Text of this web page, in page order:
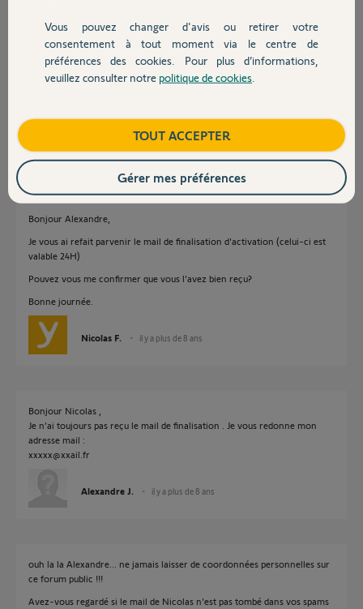
Devis avec un pro
Contact
il y a plus de 8 ans
Bonjour Alexandre,
Je vous ai refait parvenir le mail de finalisation d'activation (celui-ci est
valable 24H)
Pouvez vous me confirmer que vous l'avez bien reçu?
Bonne journée.
Nicolas F. il y a plus de 8 ans
Bonjour Nicolas ,
Je n’ai toujours pas reçu le mail de finalisation . Je vous redonne mon
adresse mail :
xxxxx@xxail.fr
Alexandre J. il y a plus de 8 ans
ouh la la Alexandre... ne jamais laisser de coordonnées personnelles sur
ce forum public !!!
Avez-vous regardé si le mail de Nicolas n'est pas tombé dans vos spams
Vous pouvez changer d'avis ou retirer votre
consentement à tout moment via le centre de
préférences des cookies. Pour plus d’informations,
veuillez consulter notre politique de cookies
TOUT ACCEPTER
Gérer mes préférences